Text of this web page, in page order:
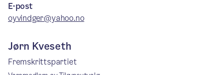
E-post
oyvindger@yahoo.no
Jørn Kveseth
Fremskrittspartiet